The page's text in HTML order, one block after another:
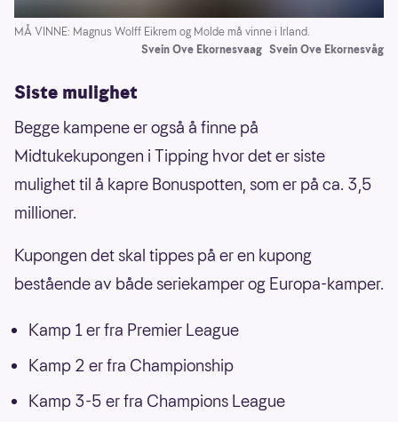
MÅ VINNE: Magnus Wolff Eikrem og Molde må vinne i Irland.
Svein Ove Ekornesvaag Svein Ove Ekornesvåg
Siste mulighet
Begge kampene er også å finne på
Midtukekupongen i Tipping hvor det er siste
mulighet til å kapre Bonuspotten, som er på ca. 3,5
millioner.
Kupongen det skal tippes på er en kupong
bestående av både seriekamper og Europa-kamper.
Kamp 1 er fra Premier League
Kamp 2 er fra Championship
Kamp 3-5 er fra Champions League